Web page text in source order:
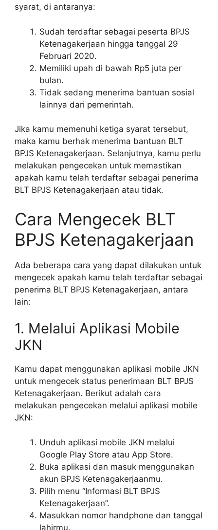
syarat, di antaranya:
Sudah terdaftar sebagai peserta BPJS
Ketenagakerjaan hingga tanggal 29
Februari 2020.
Memiliki upah di bawah Rp5 juta per
bulan.
Tidak sedang menerima bantuan sosial
lainnya dari pemerintah.
Jika kamu memenuhi ketiga syarat tersebut,
maka kamu berhak menerima bantuan BLT
BPJS Ketenagakerjaan. Selanjutnya, kamu perlu
melakukan pengecekan untuk memastikan
apakah kamu telah terdaftar sebagai penerima
BLT BPJS Ketenagakerjaan atau tidak.
Cara Mengecek BLT
BPJS Ketenagakerjaan
Ada beberapa cara yang dapat dilakukan untuk
mengecek apakah kamu telah terdaftar sebagai
penerima BLT BPJS Ketenagakerjaan, antara
lain:
1. Melalui Aplikasi Mobile
JKN
Kamu dapat menggunakan aplikasi mobile JKN
untuk mengecek status penerimaan BLT BPJS
Ketenagakerjaan. Berikut adalah cara
melakukan pengecekan melalui aplikasi mobile
JKN:
Unduh aplikasi mobile JKN melalui
Google Play Store atau App Store.
Buka aplikasi dan masuk menggunakan
akun BPJS Ketenagakerjaanmu.
Pilih menu “Informasi BLT BPJS
Ketenagakerjaan”.
Masukkan nomor handphone dan tanggal
lahirmu.